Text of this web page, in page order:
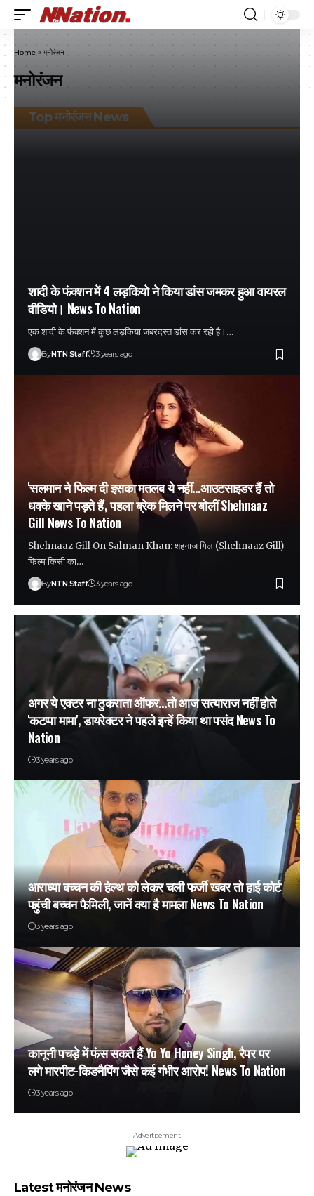
Home » मनोरंजन
मनोरंजन
Top मनोरंजन News
शादी के फंक्शन में 4 लड़कियो ने किया डांस जमकर हुआ वायरल
वीडियो। News To Nation
एक शादी के फंक्शन में कुछ लड़किया जबरदस्त डांस कर रही है।…
ByNTN Staff 3 years ago
'सलमान ने फिल्म दी इसका मतलब ये नहीं…आउटसाइडर हैं तो
धक्के खाने पड़ते हैं', पहला ब्रेक मिलने पर बोलीं Shehnaaz
Gill News To Nation
Shehnaaz Gill On Salman Khan: शहनाज गिल (Shehnaaz Gill)
फिल्म किसी का…
ByNTN Staff 3 years ago
अगर ये एक्टर ना ठुकराता ऑफर…तो आज सत्याराज नहीं होते
'कटप्पा मामा', डायरेक्टर ने पहले इन्हें किया था पसंद News To
Nation
3 years ago
आराध्या बच्चन की हेल्थ को लेकर चली फर्जी खबर तो हाई कोर्ट
पहुंची बच्चन फैमिली, जानें क्या है मामला News To Nation
3 years ago
कानूनी पचड़े में फंस सकते हैं Yo Yo Honey Singh, रैपर पर
लगे मारपीट-किडनैपिंग जैसे कई गंभीर आरोप! News To Nation
3 years ago
- Advertisement -
Latest मनोरंजन News